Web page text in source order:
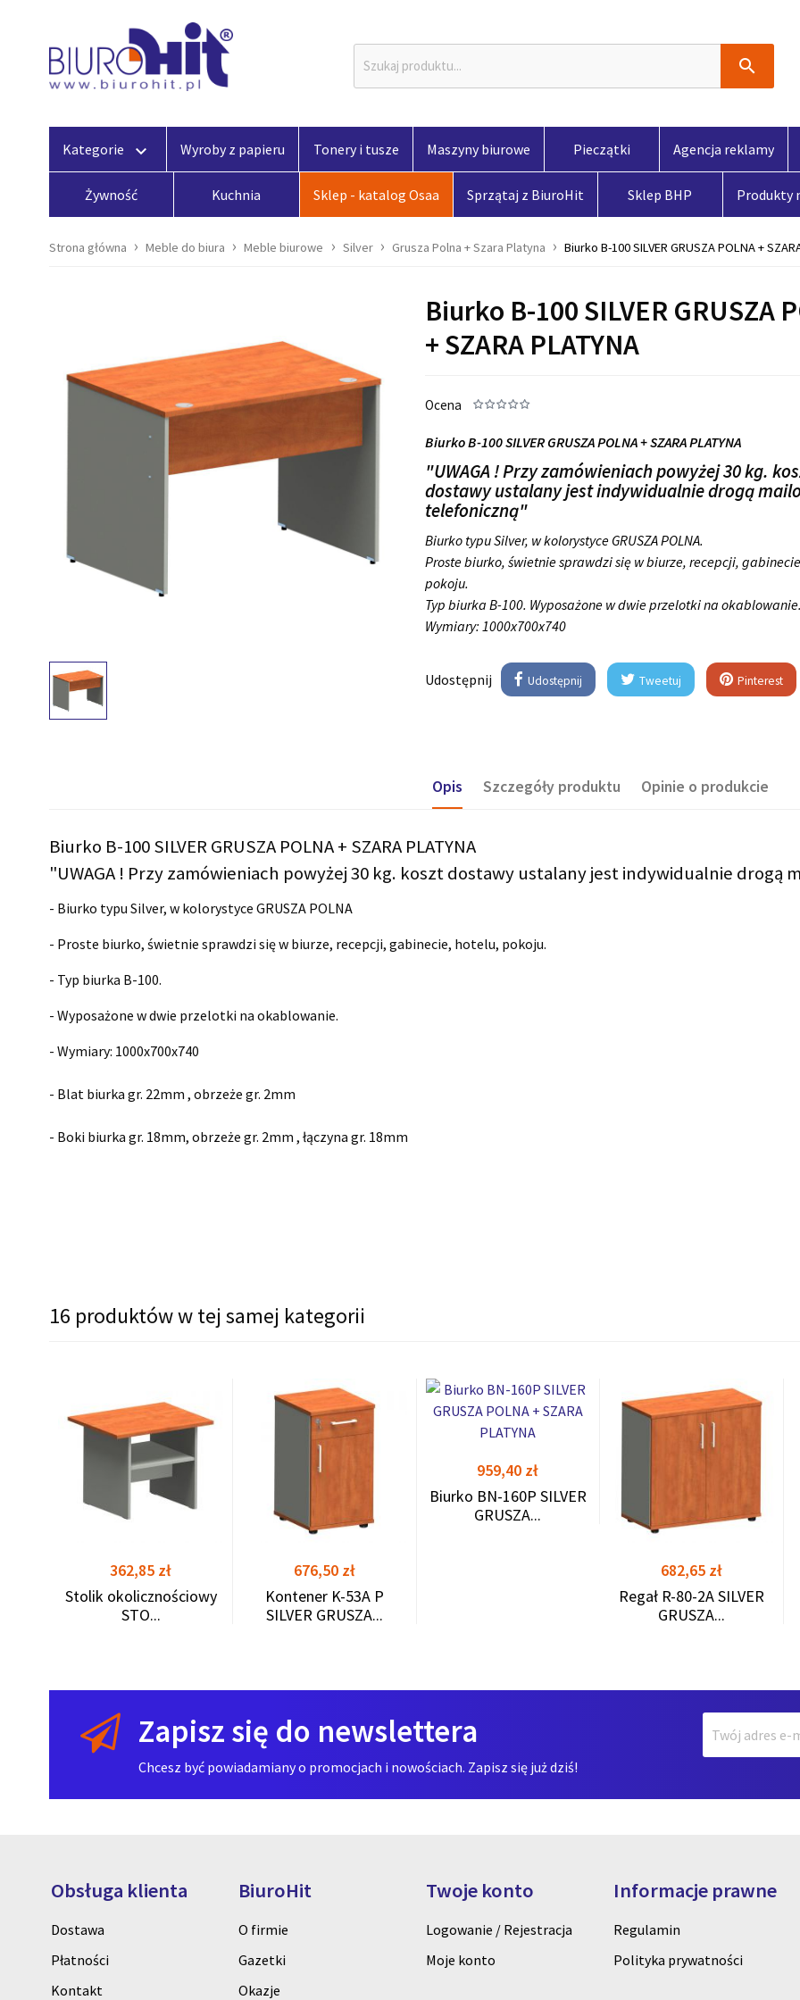

Kategorie keyboard_arrow_down Wyroby z papieru Tonery i tusze Maszyny biurowe Pieczątki Agencja reklamy
Żywność Kuchnia Sklep - katalog Osaa Sprzątaj z BiuroHit Sklep BHP Produkty
Strona główna Meble do biura Meble biurowe Silver Grusza Polna + Szara Platyna Biurko B-100 SILVER GRUSZA POLNA +
Biurko B-100 SILVER GRUSZA
+ SZARA PLATYNA
Ocena
Biurko B-100 SILVER GRUSZA POLNA + SZARA PLATYNA
"UWAGA ! Przy zamówieniach powyżej 30 kg.
dostawy ustalany jest indywidualnie drogą
telefoniczną"
Biurko typu Silver, w kolorystyce GRUSZA POLNA.
Proste biurko, świetnie sprawdzi się w biurze, recepcji,
pokoju.
Typ biurka B-100. Wyposażone w dwie przelotki na okablowanie.
Wymiary:1000x700x740
Udostępnij Udostępnij Tweetuj Pinterest
Opis Szczegóły produktu Opinie o produkcie
Biurko B-100 SILVER GRUSZA POLNA + SZARA PLATYNA
"UWAGA ! Przy zamówieniach powyżej 30 kg. koszt dostawy ustalany jest indywidualnie drogą
- Biurko typu Silver, w kolorystyce GRUSZA POLNA
- Proste biurko, świetnie sprawdzi się w biurze, recepcji, gabinecie, hotelu, pokoju.
- Typ biurka B-100.
- Wyposażone w dwie przelotki na okablowanie.
- Wymiary: 1000x700x740
- Blat biurka gr. 22mm , obrzeże gr. 2mm
- Boki biurka gr. 18mm, obrzeże gr. 2mm , łączyna gr. 18mm
16 produktów w tej samej kategorii
Cena
362,85 zł
Stolik okolicznościowy
STO...
Cena
676,50 zł
Kontener K-53A P
SILVER GRUSZA...
Cena
959,40 zł
Biurko BN-160P SILVER
GRUSZA...
Cena
682,65 zł
Regał R-80-2A SILVER
GRUSZA...
Zapisz się do newslettera
Chcesz być powiadamiany o promocjach i nowościach. Zapisz się już dziś!
Obsługa klienta
Dostawa
Płatności
Kontakt
BiuroHit
O firmie
Gazetki
Okazje
Twoje konto
Logowanie / Rejestracja
Moje konto
Informacje prawne
Regulamin
Polityka prywatności